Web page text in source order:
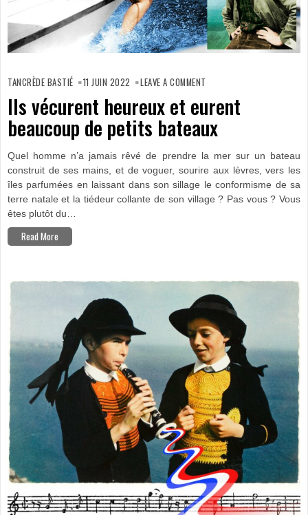
TANCRÈDE BASTIÉ 11 JUIN 2022 LEAVE A COMMENT
HEUREUX
ET
EURENT
BEAUCOUP
DE
PETITS
Ils vécurent heureux et eurent
beaucoup de petits bateaux
Quel homme n’a jamais rêvé de prendre la mer sur un bateau
construit de ses mains, et de voguer, sourire aux lèvres, vers les
îles parfumées en laissant dans son sillage le conformisme de sa
terre natale et la tiédeur collante de son village ? Pas vous ? Vous
êtes plutôt du…
Read More